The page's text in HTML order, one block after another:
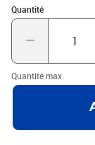
polymères
de jolis dessins et
votre tampon
papier créatif
créations.
Quantité
Quantité : 1
Quantité max.